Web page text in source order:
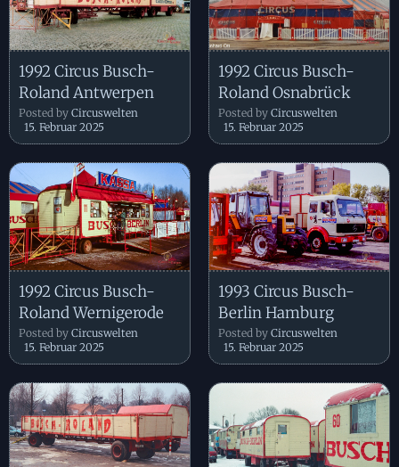
1992 Circus Busch-
Roland Antwerpen
Posted by Circuswelten
15. Februar 2025
1992 Circus Busch-
Roland Osnabrück
Posted by Circuswelten
15. Februar 2025
1992 Circus Busch-
Roland Wernigerode
Posted by Circuswelten
15. Februar 2025
1993 Circus Busch-
Berlin Hamburg
Posted by Circuswelten
15. Februar 2025